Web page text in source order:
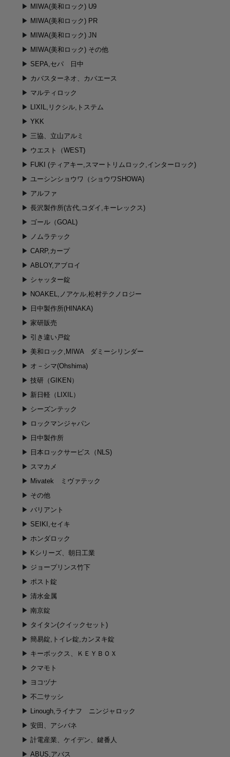
MIWA(美和ロック) U9
MIWA(美和ロック) PR
MIWA(美和ロック) JN
MIWA(美和ロック) その他
SEPA,セパ 日中
カバスターネオ、カバエース
マルティロック
LIXIL,リクシル,トステム
YKK
三協、立山アルミ
ウエスト（WEST)
FUKI (ティアキー,スマートリムロック,インターロック)
ユーシンショウワ（ショウワSHOWA)
アルファ
長沢製作所(古代,コダイ,キーレックス)
ゴール（GOAL)
ノムラテック
CARP,カープ
ABLOY,アブロイ
シャッター錠
NOAKEL,ノアケル,松村テクノロジー
日中製作所(HINAKA)
家研販売
引き違い戸錠
美和ロック,MIWA ダミーシリンダー
オ－シマ(Ohshima)
技研（GIKEN）
新日軽（LIXIL）
シーズンテック
ロックマンジャパン
日中製作所
日本ロックサービス（NLS)
スマカメ
Mivatek ミヴァテック
その他
バリアント
SEIKI,セイキ
ホンダロック
Kシリーズ、朝日工業
ジョープリンス竹下
ポスト錠
清水金属
南京錠
タイタン(クイックセット)
簡易錠,トイレ錠,カンヌキ錠
キーボックス、ＫＥＹＢＯＸ
クマモト
ヨコヅナ
不二サッシ
Linough,ライナフ ニンジャロック
安田、アシバネ
計電産業、ケイデン、鍵番人
ABUS,アバス